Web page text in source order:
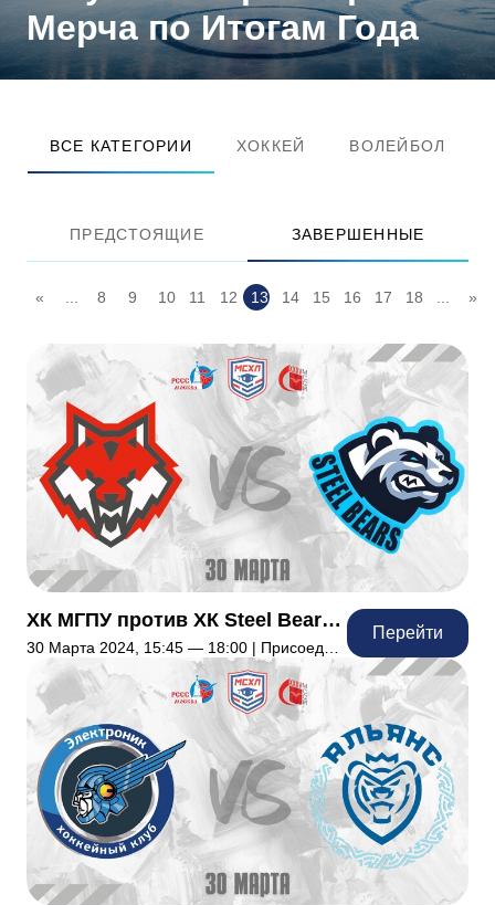
Мерча по Итогам Года
ВСЕ КАТЕГОРИИ ХОККЕЙ ВОЛЕЙБОЛ
ПРЕДСТОЯЩИЕ ЗАВЕРШЕННЫЕ
« 8 9 10 11 12 13 14 15 16 17 18 »
ХК МГПУ против ХК Steel Bears МИСИС
Перейти